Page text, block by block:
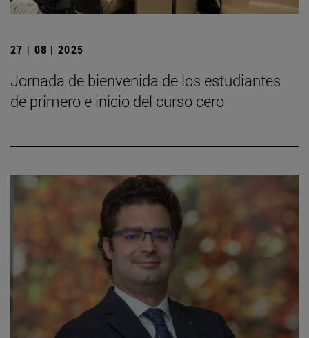
27 | 08 | 2025
Jornada de bienvenida de los estudiantes
de primero e inicio del curso cero